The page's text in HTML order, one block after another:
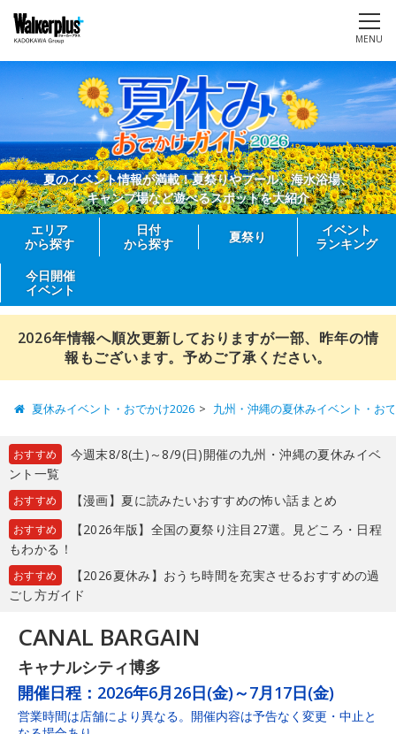
MENU
夏のイベント情報が満載！夏祭りやプール、海水浴場、
キャンプ場など遊べるスポットを大紹介
エリア
から探す
日付
から探す
夏祭り
イベント
ランキング
今日開催
イベント
2026年情報へ順次更新しておりますが一部、昨年の情
報もございます。予めご了承ください。
夏休みイベント・おでかけ2026 九州・沖縄の夏休みイベント・お
おすすめ
今週末8/8(土)～8/9(日)開催の九州・沖縄の夏休みイベ
ント一覧
おすすめ 【漫画】夏に読みたいおすすめの怖い話まとめ
おすすめ
【2026年版】全国の夏祭り注目27選。見どころ・日程
もわかる！
おすすめ
【2026夏休み】おうち時間を充実させるおすすめの過
ごし方ガイド
CANAL BARGAIN
キャナルシティ博多
開催日程： 2026年6月26日(金)～7月17日(金)
営業時間は店舗により異なる。開催内容は予告なく変更・中止と